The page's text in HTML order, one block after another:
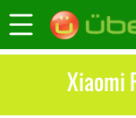
Xiaomi